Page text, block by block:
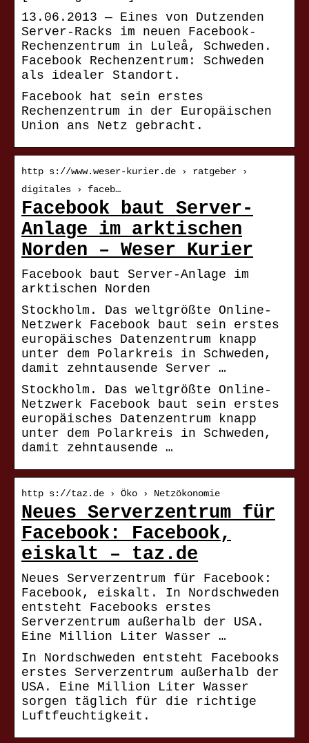
13.06.2013 — Eines von Dutzenden
Server-Racks im neuen Facebook-
Rechenzentrum in Luleå, Schweden.
Facebook Rechenzentrum: Schweden
als idealer Standort.
Facebook hat sein erstes
Rechenzentrum in der Europäischen
Union ans Netz gebracht.
http s://www.weser-kurier.de › ratgeber ›
digitales › faceb…
Facebook baut Server-
Anlage im arktischen
Norden – Weser Kurier
Facebook baut Server-Anlage im
arktischen Norden
Stockholm. Das weltgrößte Online-
Netzwerk Facebook baut sein erstes
europäisches Datenzentrum knapp
unter dem Polarkreis in Schweden,
damit zehntausende Server …
Stockholm. Das weltgrößte Online-
Netzwerk Facebook baut sein erstes
europäisches Datenzentrum knapp
unter dem Polarkreis in Schweden,
damit zehntausende …
http s://taz.de › Öko › Netzökonomie
Neues Serverzentrum für
Facebook: Facebook,
eiskalt – taz.de
Neues Serverzentrum für Facebook:
Facebook, eiskalt. In Nordschweden
entsteht Facebooks erstes
Serverzentrum außerhalb der USA.
Eine Million Liter Wasser …
In Nordschweden entsteht Facebooks
erstes Serverzentrum außerhalb der
USA. Eine Million Liter Wasser
sorgen täglich für die richtige
Luftfeuchtigkeit.